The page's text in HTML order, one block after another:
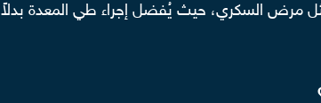
مرض السكري، حيث يُفضل إجراء طي المعدة